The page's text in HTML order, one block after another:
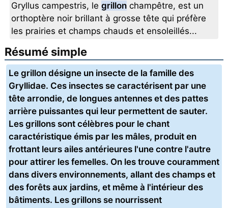
Gryllus campestris, legrillon champêtre, est un
orthoptère noir brillant à grosse tête qui préfère
les prairies et champs chauds et ensoleillés...
Résumé simple
Le grillon désigne un insecte de la famille des
Gryllidae. Ces insectes se caractérisent par une
tête arrondie, de longues antennes et des pattes
arrière puissantes qui leur permettent de sauter.
Les grillons sont célèbres pour le chant
caractéristique émis par les mâles, produit en
frottant leurs ailes antérieures l'une contre l'autre
pour attirer les femelles. On les trouve couramment
dans divers environnements, allant des champs et
des forêts aux jardins, et même à l'intérieur des
bâtiments. Les grillons se nourrissent